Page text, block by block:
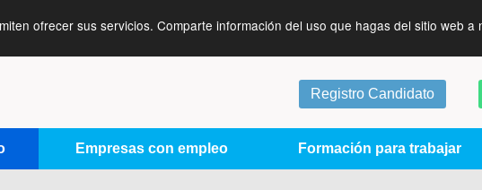
ofrecer sus servicios. Comparte información del uso que hagas del sitio web
Registro Candidato
Empresas con empleo Formación para trabajar